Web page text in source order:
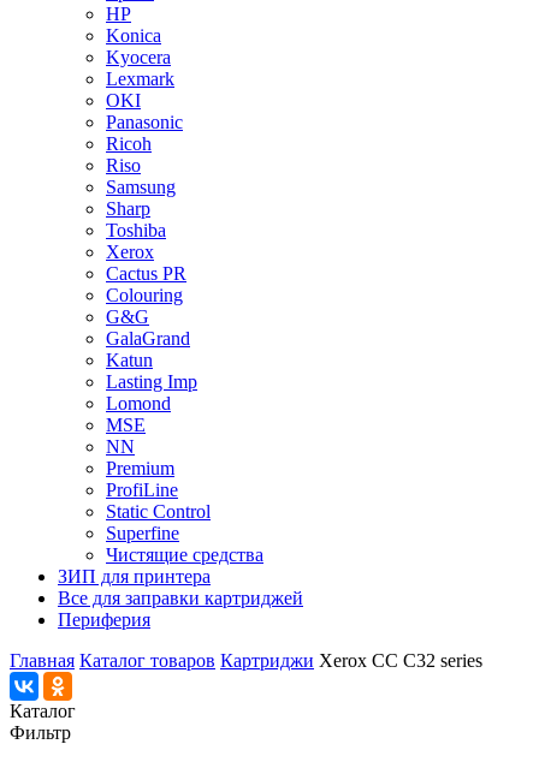
HP
Konica
Kyocera
Lexmark
OKI
Panasonic
Ricoh
Riso
Samsung
Sharp
Toshiba
Xerox
Cactus PR
Colouring
G&G
GalaGrand
Katun
Lasting Imp
Lomond
MSE
NN
Premium
ProfiLine
Static Control
Superfine
Чистящие средства
ЗИП для принтера
Все для заправки картриджей
Периферия
Главная Каталог товаров Картриджи Xerox CC C32 series
Каталог
Фильтр